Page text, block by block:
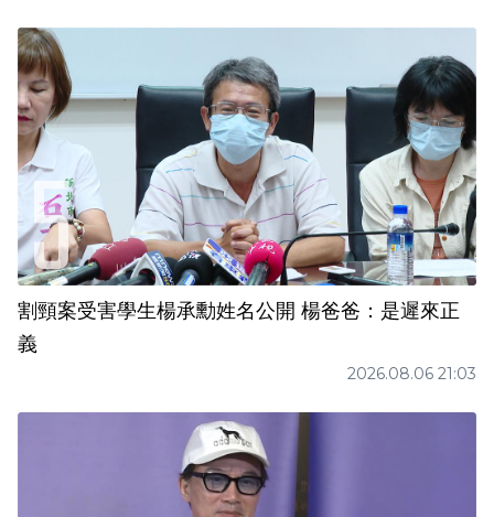
割頸案受害學生楊承勳姓名公開 楊爸爸：是遲來正
義
2026.08.06 21:03